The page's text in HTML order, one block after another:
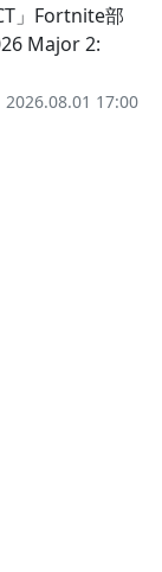
」Fortnite部
Major 2:
2026.08.01 17:00